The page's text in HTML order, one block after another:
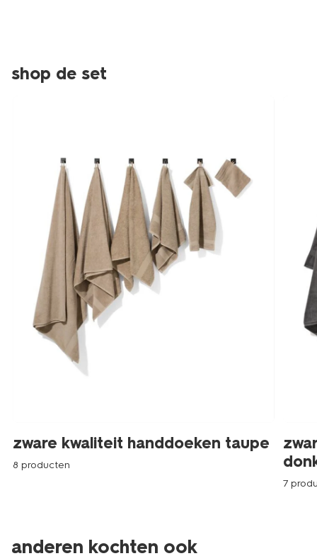
shop de set
zware kwaliteit handdoeken taupe
8 producten
7
anderen kochten ook